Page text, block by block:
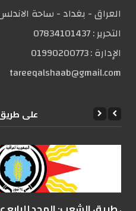
العراق - بغداد - ساحة
التحریر :07834101437
الإدارة :01990200773
tareeqalshaab@gmail.com
علی